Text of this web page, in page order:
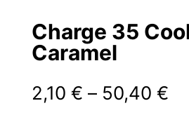
Charge 35
Caramel
2,10 € – 50,40 €